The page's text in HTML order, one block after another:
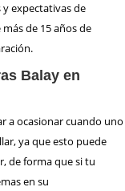
expectativas de
de 15 años de
Balay en
a ocasionar cuando uno
ya que esto puede
de forma que si tu
en su